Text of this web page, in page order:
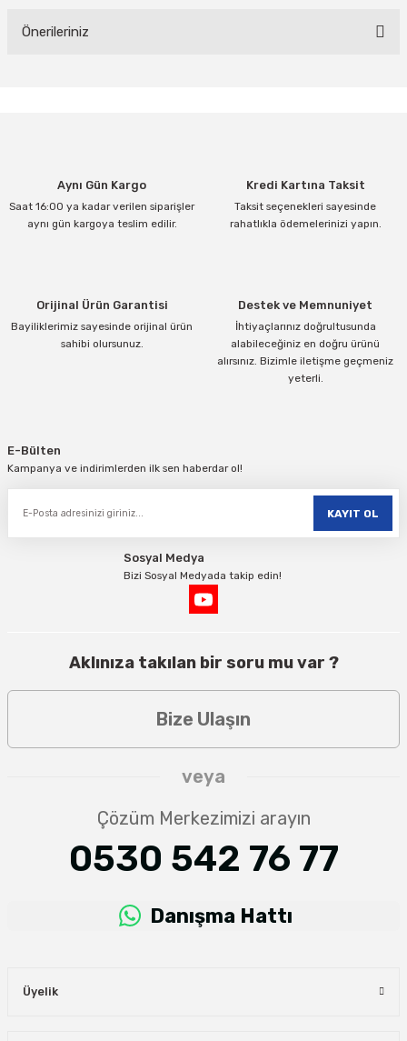
Önerileriniz
Ürün açıklamasında eksik bilgiler bulunuyor.
Ürün bilgilerinde hatalar bulunuyor.
Aynı Gün Kargo
Saat 16:00 ya kadar verilen siparişler
aynı gün kargoya teslim edilir.
Kredi Kartına Taksit
Taksit seçenekleri sayesinde
rahatlıkla ödemelerinizi yapın.
Orijinal Ürün Garantisi
Bayiliklerimiz sayesinde orijinal ürün
sahibi olursunuz.
Destek ve Memnuniyet
İhtiyaçlarınız doğrultusunda
alabileceğiniz en doğru ürünü
alırsınız. Bizimle iletişme geçmeniz
yeterli.
E-Bülten
Kampanya ve indirimlerden ilk sen haberdar ol!
KAYIT OL
Sosyal Medya
Bizi Sosyal Medyada takip edin!
Aklınıza takılan bir soru mu var ?
Bize Ulaşın
veya
Çözüm Merkezimizi arayın
0530 542 76 77
Danışma Hattı
Üyelik